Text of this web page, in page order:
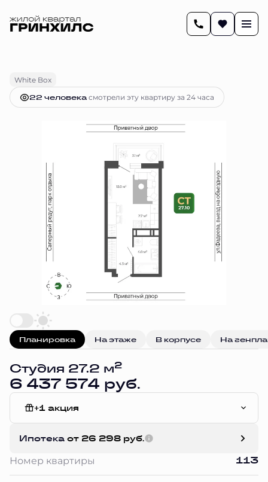
Студия27.2 м2
6 437 574 руб.
White Box
22 человекaсмотрели эту квартиру за 24 часа
Планировка На этаже В корпусе На
Студия 27.2 м2
6 437 574 руб.
+1 акция
Ипотека от 26 298 руб.
Номер квартиры 113